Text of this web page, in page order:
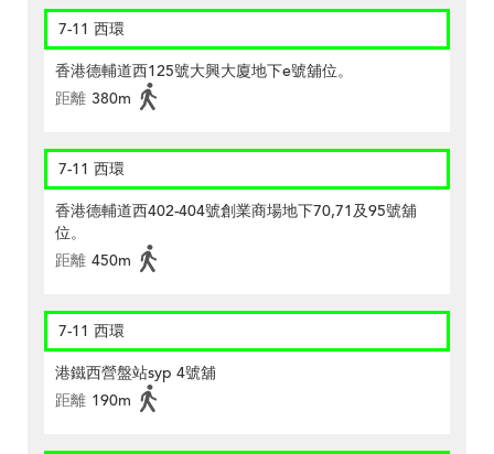
7-11 西環
香港德輔道西125號大興大廈地下e號舖位。
距離 380m
7-11 西環
香港德輔道西402-404號創業商場地下70,71及95號舖
位。
距離 450m
7-11 西環
港鐵西營盤站syp 4號舖
距離 190m